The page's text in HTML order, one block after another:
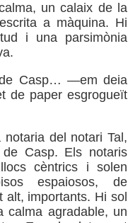
un calaix de la
a màquina. Hi
i una parsimònia
Casp… —em deia
de paper esgrogueït
notaria del notari Tal,
Casp. Els notaris
cèntrics i solen
espaiosos, de
alt, importants. Hi sol
calma agradable, un